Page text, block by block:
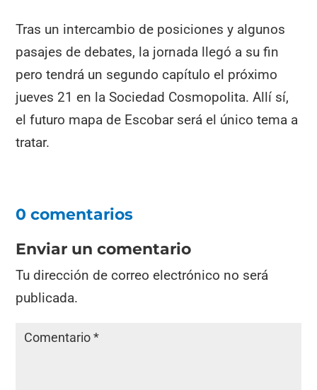
Tras un intercambio de posiciones y algunos
pasajes de debates, la jornada llegó a su fin
pero tendrá un segundo capítulo el próximo
jueves 21 en la Sociedad Cosmopolita. Allí sí,
el futuro mapa de Escobar será el único tema a
tratar.
0 comentarios
Enviar un comentario
Tu dirección de correo electrónico no será
publicada.